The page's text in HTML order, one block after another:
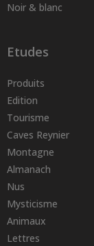
Noir & blanc
Etudes
Produits
Edition
Tourisme
Caves Reynier
Montagne
Almanach
Nus
Mysticisme
Animaux
Lettres